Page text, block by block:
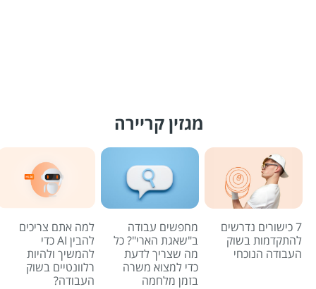
מגזין קריירה
7 כישורים נדרשים
להתקדמות בשוק
העבודה הנוכחי
מחפשים עבודה
ב"שאגת הארי"? כל
מה שצריך לדעת
כדי למצוא משרה
בזמן מלחמה
למה אתם צריכים
להבין AI כדי
להמשיך ולהיות
רלוונטיים בשוק
העבודה?